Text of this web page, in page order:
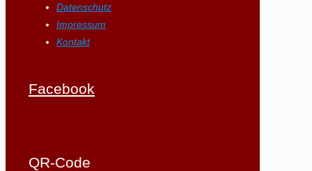
Datenschutz
Impressum
Kontakt
Facebook
QR-Code